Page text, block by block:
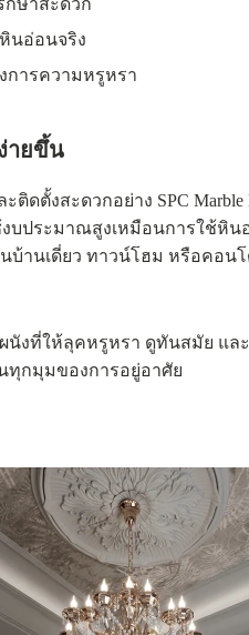
กษาสะดวก
นอ่อนจริง
การความหรูหรา
ายขึ้น
งสะดวกอย่าง SPC Marble
บประมาณสูงเหมือนการใช้หิ
บ้านเดี่ยว ทาวน์โฮม หรือคอน
ห้ลุคหรูหรา ดูทันสมัย และติด
ทุกมุมของการอยู่อาศัย